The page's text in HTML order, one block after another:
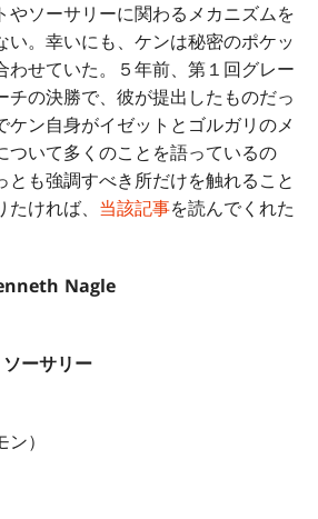
やソーサリーに関わるメカニズムを
い。幸いにも、ケンは秘密のポケッ
わせていた。５年前、第１回グレー
チの決勝で、彼が提出したものだっ
ケン自身がイゼットとゴルガリのメ
ついて多くのことを語っているの
とも強調すべき所だけを触れること
ければ、 当該記事を読んでくれた
Nagle
ーサリー
）